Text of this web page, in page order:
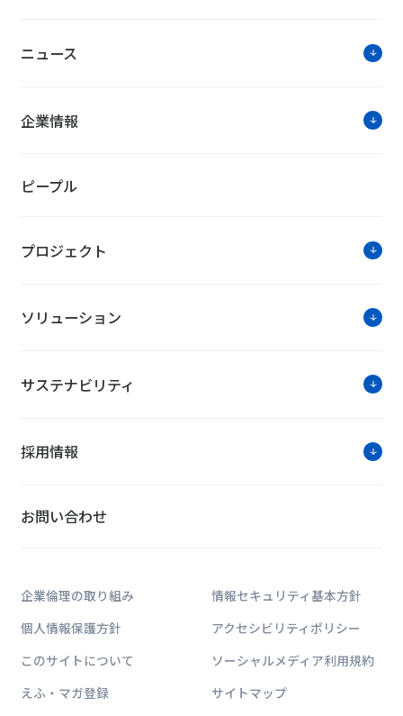
ソリューションに関
お問い合わせは公式HPの問
ICT・エネルギー・建築に関する業界動向
ニュース
企業情報
ピープル
プロジェクト
ソリューション
サステナビリティ
採用情報
お問い合わせ
企業倫理の取り組み
情報セキュリティ基本方針
個人情報保護方針
アクセシビリティポリシー
このサイトについて
ソーシャルメディア利用規約
えふ・マガ登録
サイトマップ